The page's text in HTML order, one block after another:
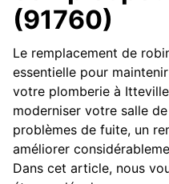
(91760)
Le remplacement de
essentielle pour
votre plomberie à
moderniser votre salle
problèmes de fuite, un
améliorer
Dans cet article, nous